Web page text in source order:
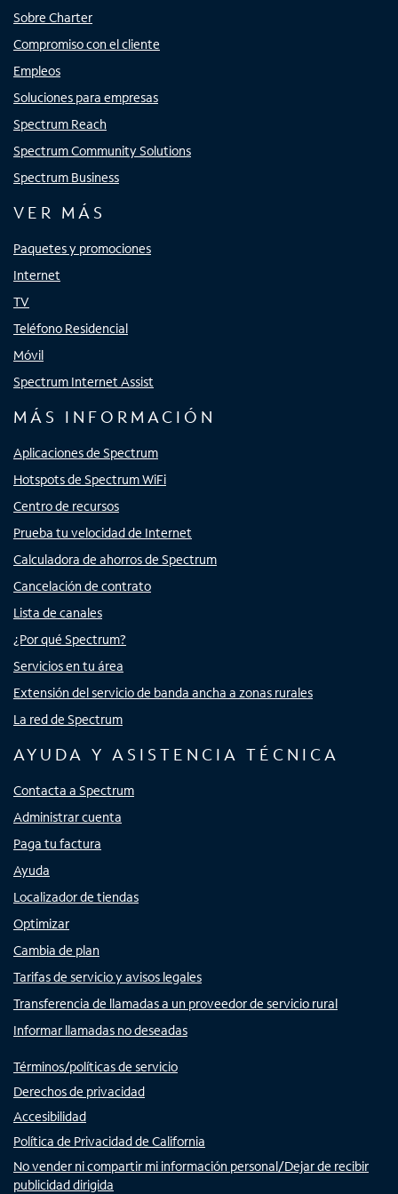
Sobre Charter
Compromiso con el cliente
Empleos
Soluciones para empresas
Spectrum Reach
Spectrum Community Solutions
Spectrum Business
VER MÁS
Paquetes y promociones
Internet
TV
Teléfono Residencial
Móvil
Spectrum Internet Assist
MÁS INFORMACIÓN
Aplicaciones de Spectrum
Hotspots de Spectrum WiFi
Centro de recursos
Prueba tu velocidad de Internet
Calculadora de ahorros de Spectrum
Cancelación de contrato
Lista de canales
¿Por qué Spectrum?
Servicios en tu área
Extensión del servicio de banda ancha a zonas rurales
La red de Spectrum
AYUDA Y ASISTENCIA TÉCNICA
Contacta a Spectrum
Administrar cuenta
Paga tu factura
Ayuda
Localizador de tiendas
Optimizar
Cambia de plan
Tarifas de servicio y avisos legales
Transferencia de llamadas a un proveedor de servicio rural
Informar llamadas no deseadas
Términos/políticas de servicio
Derechos de privacidad
Accesibilidad
Política de Privacidad de California
No vender ni compartir mi información personal/Dejar de recibir
publicidad dirigida